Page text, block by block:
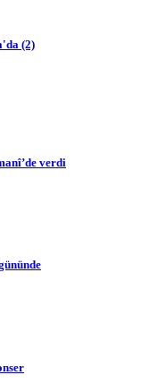
(2)
verdi